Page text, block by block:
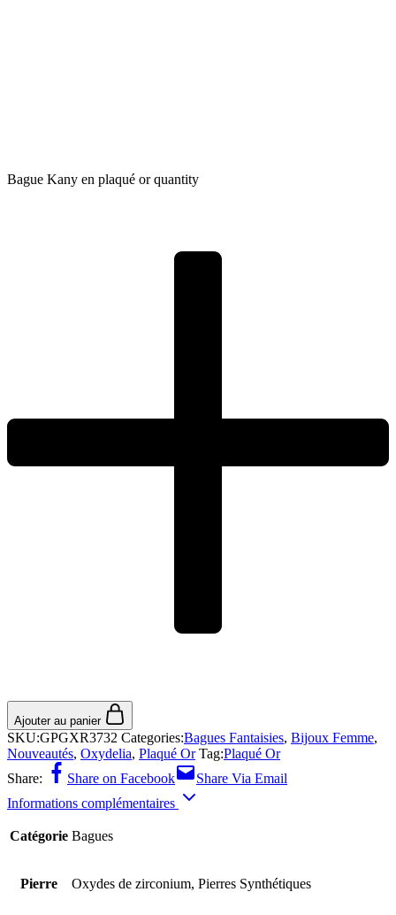
Bague Kany en plaqué or quantity
Ajouter au panier
SKU:GPGXR3732 Categories:Bagues Fantaisies, Bijoux Femme,
Nouveautés, Oxydelia, Plaqué Or Tag:Plaqué Or
Share:
Share on Facebook
Share Via Email
Informations complémentaires
Catégorie Bagues
Pierre Oxydes de zirconium, Pierres Synthétiques